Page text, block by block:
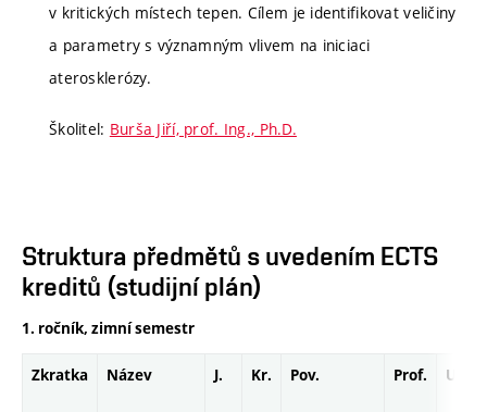
v kritických místech tepen. Cílem je identifikovat veličiny
a parametry s významným vlivem na iniciaci
aterosklerózy.
Školitel: Burša Jiří, prof. Ing., Ph.D.
Struktura předmětů s uvedením ECTS
kreditů (studijní plán)
1. ročník, zimní semestr
Zkratka Název J. Kr. Pov. Prof. Uk.